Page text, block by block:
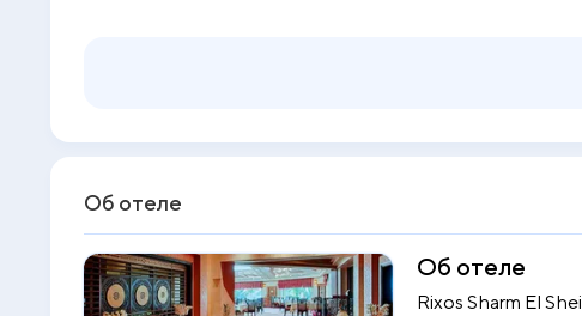
Об отеле
Об отеле
Rixos Sharm El